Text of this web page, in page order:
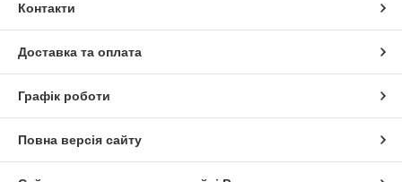
Контакти
Доставка та оплата
Графік роботи
Повна версія сайту